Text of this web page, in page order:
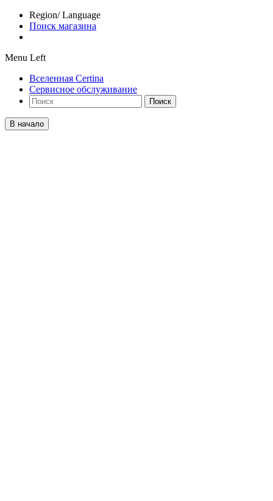
Region/ Language
Поиск магазина
Menu Left
Вселенная Certina
Сервисное обслуживание
Поиск
В начало